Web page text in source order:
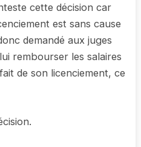
cette décision car
est sans cause
demandé aux juges
rembourser les salaires
de son licenciement, ce